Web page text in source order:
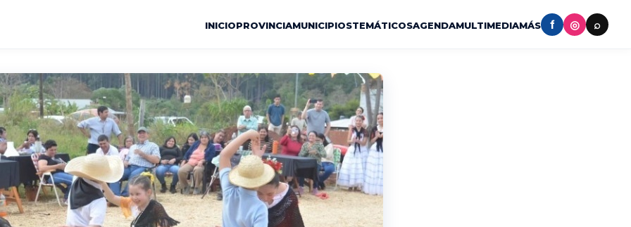
INICIOPROVINCIAMUNICIPIOSTEMÁTICOSAGENDAMULTIMEDIAMÁS f ◎ ⌕